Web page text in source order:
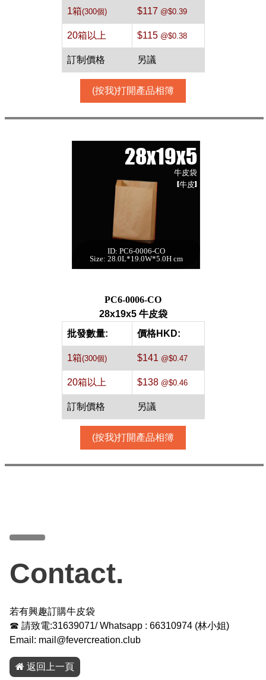
1箱(300個) $117 @$0.39
20箱以上 $115@$0.38
訂制價格 另議
(按我)打開產品相簿
28x19x5
牛皮袋
[牛皮]
ID: PC6-0006-CO
Size: 28.0L*19.0W*5.0H cm
28x19x5 牛皮袋[牛
皮,300件]
PC6-0006-CO
28x19x5 牛皮袋
批發數量:
價格HKD:
1箱(300個) $141@$0.47
20箱以上 $138@$0.46
訂制價格 另議
(按我)打開產品相簿
Contact.
若有興趣訂購牛皮袋
☎ 請致電:31639071/ Whatsapp : 66310974 (林小姐 )
Email: mail@fevercreation.club
返回上一頁